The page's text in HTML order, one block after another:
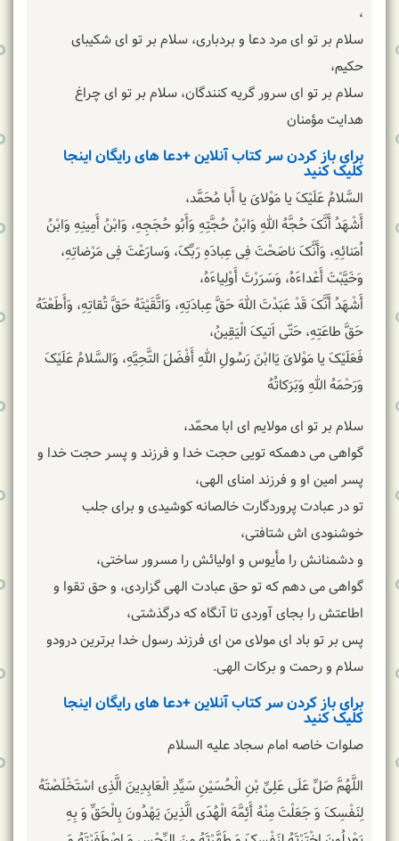
،
سلام بر تو اى مرد دعا و بردبارى، سلام بر تو اى شکیباى
حکیم،
سلام بر تو اى سرور گریه کنندگان، سلام بر تو اى چراغ
هدایت مؤمنان
برای باز کردن سر کتاب آنلاین +دعا های رایگان اینجا
کلیک کنید
السَّلامُ عَلَیْکَ یا مَوْلایَ یا أَبا مُحَمَّد،
أَشْهَدُ أَنَّکَ حُجَّهُ اللهِ وَابْنُ حُجَّتِهِ وَأَبُو حُجَجِهِ، وَابْنُ أَمِینِهِ وَابْنُ
اُمَنائِهِ، وَأَنَّکَ ناصَحْتَ فِی عِبادَهِ رَبِّکَ، وَسارَعْتَ فِی مَرْضاتِهِ،
وَخَیَّبْتَ أَعْداءَهُ، وَسَرَرْتَ أَوْلِیاءَهُ،
أَشْهَدُ أَنَّکَ قَدْ عَبَدْتَ اللهَ حَقَّ عِبادَتِهِ، وَاتَّقَیْتَهُ حَقَّ تُقاتِهِ، وَأَطَعْتَهُ
حَقَّ طاعَتِهِ، حَتّى اَتیکَ الْیَقِینُ،
فَعَلَیْکَ یا مَوْلایَ یَاابْنَ رَسُولِ اللهِ أَفْضَلَ التَّحِیَّهِ، وَالسَّلامُ عَلَیْکَ
وَرَحْمَهُ اللهِ وَبَرَکاتُهُ
سلام بر تو اى مولایم اى ابا محمّد،
گواهى مى دهمکه تویى حجت خدا و فرزند و پسر حجت خدا و
پسر امین او و فرزند امناى الهى،
تو در عبادت پروردگارت خالصانه کوشیدى و براى جلب
خوشنودی اش شتافتى،
و دشمنانش را مأیوس و اولیائش را مسرور ساختى،
گواهى مى دهم که تو حق عبادت الهى گزاردى، و حق تقوا و
اطاعتش را بجاى آوردى تا آنگاه که درگذشتى،
پس بر تو باد اى مولاى من اى فرزند رسول خدا برترین درودو
سلام و رحمت و برکات الهى.
برای باز کردن سر کتاب آنلاین +دعا های رایگان اینجا
کلیک کنید
صلوات خاصه امام سجاد علیه السلام
اللَّهُمَّ صَلِّ عَلَی عَلِیِّ بْنِ الْحُسَیْنِ سَیِّدِ الْعَابِدِینَ‏ الَّذِی اسْتَخْلَصْتَهُ
لِنَفْسِکَ وَ جَعَلْتَ مِنْهُ أَئِمَّهَ الْهُدَی الَّذِینَ یَهْدُونَ بِالْحَقِّ وَ بِهِ